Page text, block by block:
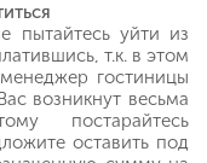
пытайтесь уйти из
т.к. в этом
гостиницы
возникнут весьма
постарайтесь
оставить под